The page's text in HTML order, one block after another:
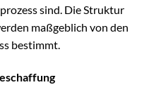
sind. Die Struktur
maßgeblich von den
bestimmt.